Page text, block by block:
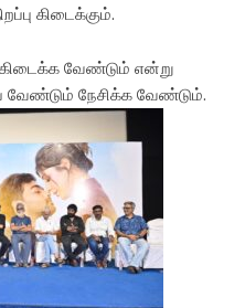
கிடைக்கும்.
கிடைக்க வேண்டும் என்று
வேண்டும் நேசிக்க வேண்டும்.